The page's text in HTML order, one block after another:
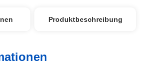
Produktbeschreibung